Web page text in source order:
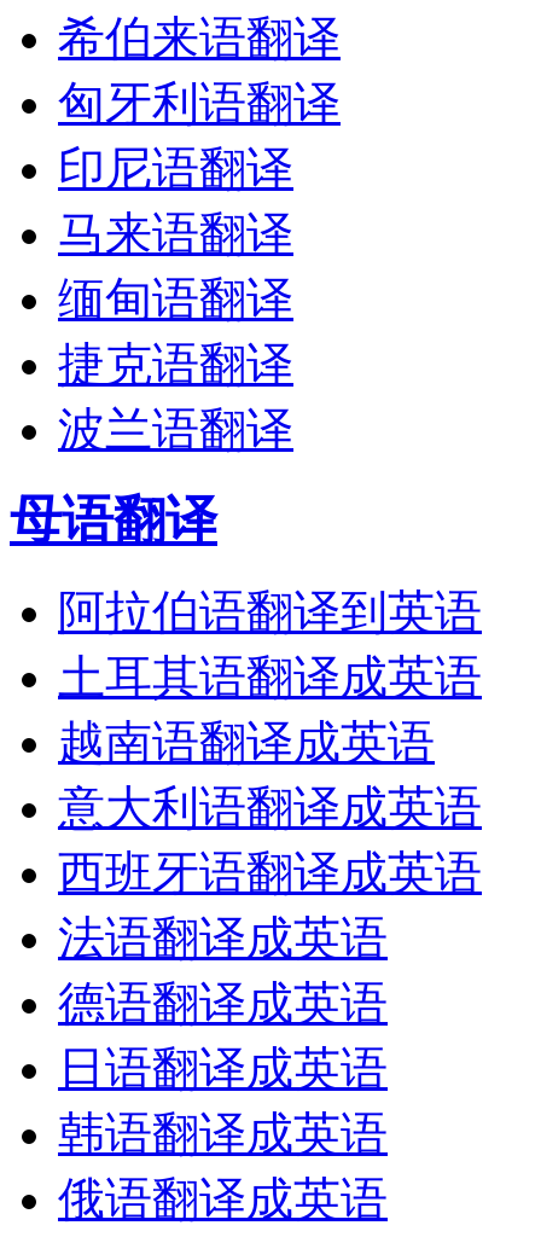
希伯来语翻译
匈牙利语翻译
印尼语翻译
马来语翻译
缅甸语翻译
捷克语翻译
波兰语翻译
母语翻译
阿拉伯语翻译到英语
土耳其语翻译成英语
越南语翻译成英语
意大利语翻译成英语
西班牙语翻译成英语
法语翻译成英语
德语翻译成英语
日语翻译成英语
韩语翻译成英语
俄语翻译成英语